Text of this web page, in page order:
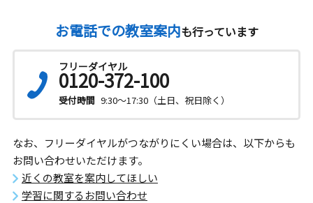
お電話での教室案内も行っています
フリーダイヤル
0120-372-100
受付時間 9:30～17:30（土日、祝日除く）
なお、フリーダイヤルがつながりにくい場合は、以下からも
お問い合わせいただけます。
近くの教室を案内してほしい
学習に関するお問い合わせ